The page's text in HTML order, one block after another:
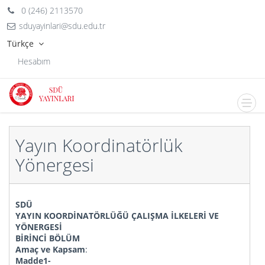
0 (246) 2113570
sduyayinlari@sdu.edu.tr
Türkçe
Hesabım
Yayın Koordinatörlük
Yönergesi
SDÜ
YAYIN KOORDİNATÖRLÜĞÜ ÇALIŞMA İLKELERİ VE
YÖNERGESİ
BİRİNCİ BÖLÜM
Amaç ve Kapsam:
Madde1-